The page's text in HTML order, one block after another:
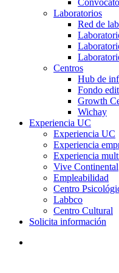
Laboratorios
Red de
Centros
Hub de
Fondo
Growth
Wichay
Experiencia UC
Experiencia UC
Experiencia
Experiencia
Vive Continental
Empleabilidad
Centro
Labbco
Centro Cultural
Solicita información